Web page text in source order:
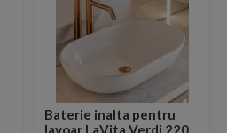
Baterie inalta pentru
lavoar LaVita Verdi 220,